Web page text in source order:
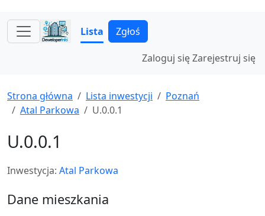
Lista Zgłoś
Zaloguj sięZarejestruj się
Strona główna Lista inwestycji
Poznań
Atal Parkowa
U.0.0.1
U.0.0.1
Inwestycja: Atal Parkowa
Dane mieszkania